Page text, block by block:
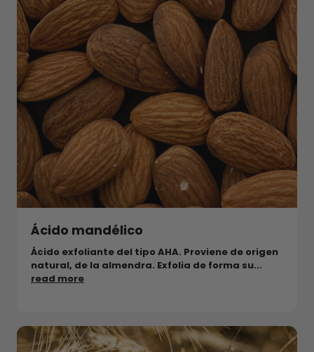
Ácido mandélico
Ácido exfoliante del tipo AHA. Proviene de origen
natural, de la almendra. Exfolia de forma su...
read more